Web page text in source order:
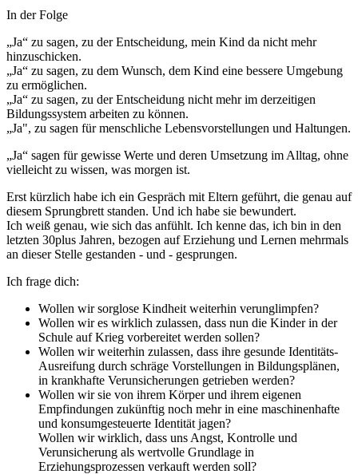
In der Folge
„Ja“ zu sagen, zu der Entscheidung, mein Kind da nicht mehr
hinzuschicken.
„Ja“ zu sagen, zu dem Wunsch, dem Kind eine bessere Umgebung
zu ermöglichen.
„Ja“ zu sagen, zu der Entscheidung nicht mehr im derzeitigen
Bildungssystem arbeiten zu können.
„Ja", zu sagen für menschliche Lebensvorstellungen und Haltungen.
„Ja“ sagen für gewisse Werte und deren Umsetzung im Alltag, ohne
vielleicht zu wissen, was morgen ist.
Erst kürzlich habe ich ein Gespräch mit Eltern geführt, die genau auf
diesem Sprungbrett standen. Und ich habe sie bewundert.
Ich weiß genau, wie sich das anfühlt. Ich kenne das, ich bin in den
letzten 30plus Jahren, bezogen auf Erziehung und Lernen mehrmals
an dieser Stelle gestanden - und - gesprungen.
Ich frage dich:
Wollen wir sorglose Kindheit weiterhin verunglimpfen?
Wollen wir es wirklich zulassen, dass nun die Kinder in der
Schule auf Krieg vorbereitet werden sollen?
Wollen wir weiterhin zulassen, dass ihre gesunde Identitäts-
Ausreifung durch schräge Vorstellungen in Bildungsplänen,
in krankhafte Verunsicherungen getrieben werden?
Wollen wir sie von ihrem Körper und ihrem eigenen
Empfindungen zukünftig noch mehr in eine maschinenhafte
und konsumgesteuerte Identität jagen?
Wollen wir wirklich, dass uns Angst, Kontrolle und
Verunsicherung als wertvolle Grundlage in
Erziehungsprozessen verkauft werden soll?